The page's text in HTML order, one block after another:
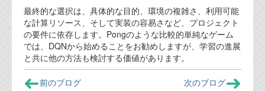
最終的な選択は、具体的な目的、環境の複雑さ、利用可能
な計算リソース、そして実装の容易さなど、プロジェクト
の要件に依存します。Pongのような比較的単純なゲーム
では、DQNから始めることをお勧めしますが、学習の進展
と共に他の方法も検討する価値があります。
前のブログ
次のブログ